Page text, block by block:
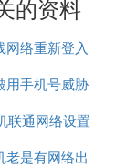
的资料
网络重新登入
用手机号威胁
怎么办
联通网络设置
老是有网络出